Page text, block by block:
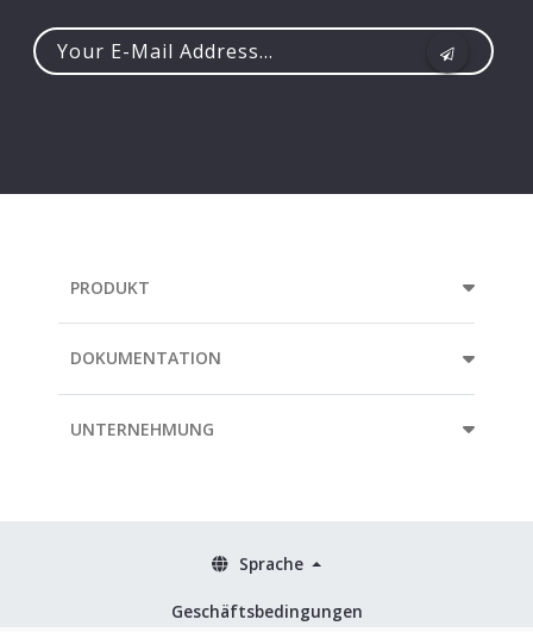
PRODUKT
DOKUMENTATION
UNTERNEHMUNG
Geschäftsbedingungen
Sprache